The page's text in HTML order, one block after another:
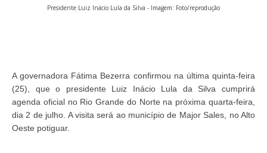
Presidente Luiz Inácio Lula da Silva - Imagem: Foto/reprodução
A governadora Fátima Bezerra confirmou na última quinta-feira
(25), que o presidente Luiz Inácio Lula da Silva cumprirá
agenda oficial no Rio Grande do Norte na próxima quarta-feira,
dia 2 de julho. A visita será ao município de Major Sales, no Alto
Oeste potiguar.